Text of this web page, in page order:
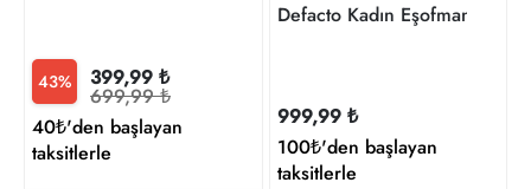
43% 399,99 ₺
699,99 ₺
40₺'den başlayan
taksitlerle
Defacto Kadın Eşofman
999,99 ₺
100₺'den başlayan
taksitlerle